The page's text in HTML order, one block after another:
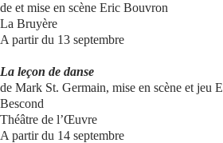
de et mise en scène Eric Bouvron
La Bruyère
A partir du 13 septembre
La leçon de danse
de Mark St. Germain, mise en scène et jeu
Bescond
Théâtre de l’Œuvre
A partir du 14 septembre